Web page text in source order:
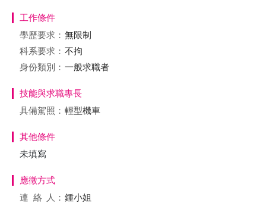
工作條件
學歷要求： 無限制
科系要求： 不拘
身份類別： 一般求職者
技能與求職專長
具備駕照： 輕型機車
其他條件
未填寫
應徵方式
連絡
人： 鍾小姐